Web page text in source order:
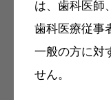
は、歯科医師
歯科医療従事
一般の方に対
せん。